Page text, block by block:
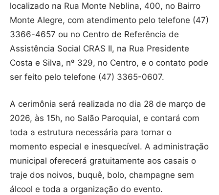
localizado na Rua Monte Neblina, 400, no Bairro
Monte Alegre, com atendimento pelo telefone (47)
3366-4657 ou no Centro de Referência de
Assistência Social CRAS II, na Rua Presidente
Costa e Silva, nº 329, no Centro, e o contato pode
ser feito pelo telefone (47) 3365-0607.
A cerimônia será realizada no dia 28 de março de
2026, às 15h, no Salão Paroquial, e contará com
toda a estrutura necessária para tornar o
momento especial e inesquecível. A administração
municipal oferecerá gratuitamente aos casais o
traje dos noivos, buquê, bolo, champagne sem
álcool e toda a organização do evento.